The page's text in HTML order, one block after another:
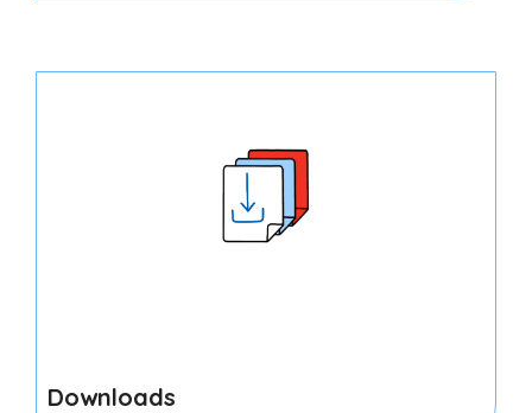
Downloads